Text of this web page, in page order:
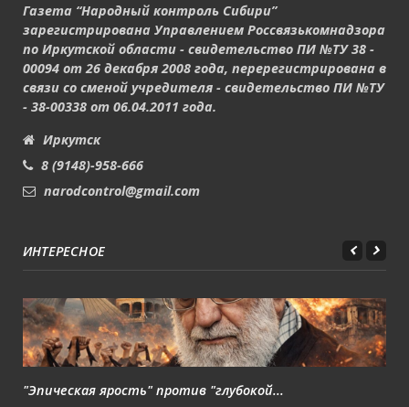
Газета “Народный контроль Сибири”
зарегистрирована Управлением Россвязькомнадзора
по Иркутской области - свидетельство ПИ №ТУ 38 -
00094 от 26 декабря 2008 года, перерегистрирована в
связи со сменой учредителя - свидетельство ПИ №ТУ
- 38-00338 от 06.04.2011 года.
Иркутск
8 (9148)-958-666
narodcontrol@gmail.com
ИНТЕРЕСНОЕ
"Эпическая ярость" против "глубокой...